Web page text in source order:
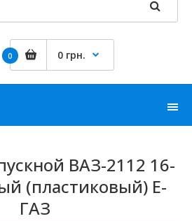
0 0 грн.
ВАЗ-2112 16-
(пластиковый) Е-
ГАЗ